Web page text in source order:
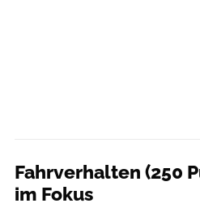
Fahrverhalten (250
im Fokus